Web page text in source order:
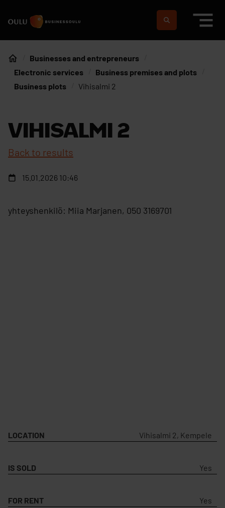
To home page
Suomeksi
In english
Home
Businesses and entrepreneurs
Electronic services
Business premises and plots
Business plots
Vihisalmi 2
VIHISALMI 2
Back to results
15.01.2026 10:46
yhteyshenkilö: Miia Marjanen, 050 3169701
LOCATION Vihisalmi 2, Kempele
IS SOLD Yes
FOR RENT Yes